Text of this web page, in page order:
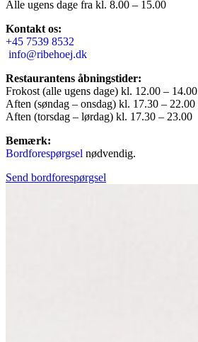
Alle ugens dage fra kl. 8.00 – 15.00
Kontakt os:
+45 7539 8532
info@ribehoej.dk
Restaurantens åbningstider:
Frokost (alle ugens dage) kl. 12.00 – 14.00
Aften (søndag – onsdag) kl. 17.30 – 22.00
Aften (torsdag – lørdag) kl. 17.30 – 23.00
Bemærk:
Bordforespørgsel nødvendig.
Send bordforespørgsel